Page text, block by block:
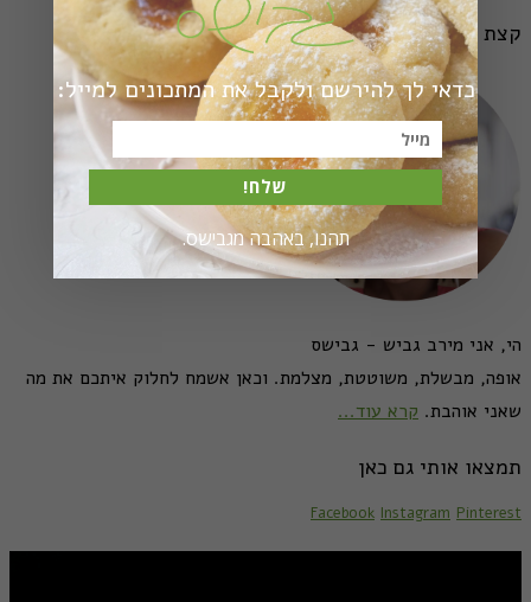
קצת עלי
הי, אני מירב גביש - גבישס
אופה, מבשלת, משוטטת, מצלמת. וכאן אשמח לחלוק איתכם את מה
שאני אוהבת. קרא עוד...
תמצאו אותי גם כאן
Facebook Instagram Pinterest
כדאי לך להירשם ולקבל את המתכונים למייל:
שלח!
תהנו, באהבה מגבישס.